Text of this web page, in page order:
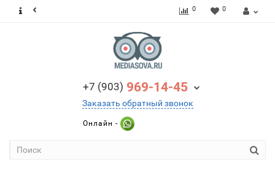
0 0
+7 (903) 969-14-45
Заказать обратный звонок
Онлайн -